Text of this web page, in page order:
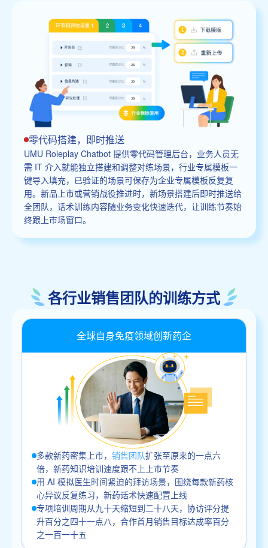
零代码搭建，即时推送
UMU Roleplay Chatbot 提供零代码管理后台，业务人员无
需 IT 介入就能独立搭建和调整对练场景，行业专属模板一
键导入填充，已验证的场景可保存为企业专属模板反复复
用。新品上市或营销战役推进时，新场景搭建后即时推送给
全团队，话术训练内容随业务变化快速迭代，让训练节奏始
终跟上市场窗口。
各行业销售团队的训练方式
全球自身免疫领域创新药企
多款新药密集上市， 销售团队扩张至原来的一点六
倍，新药知识培训速度跟不上上市节奏
用 AI 模拟医生时间紧迫的拜访场景，围绕每款新药核
心异议反复练习，新药话术快速配置上线
专项培训周期从九十天缩短到二十八天，协访评分提
升百分之四十一点八，合作首月销售目标达成率百分
之一百一十五